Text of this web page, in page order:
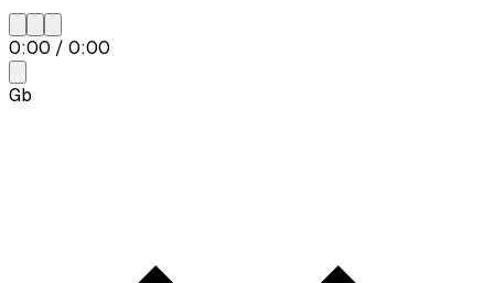
0:00 / 0:00
Gb